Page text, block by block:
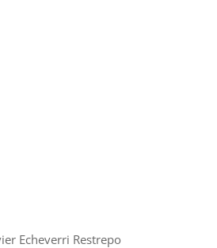
Echeverri Restrepo